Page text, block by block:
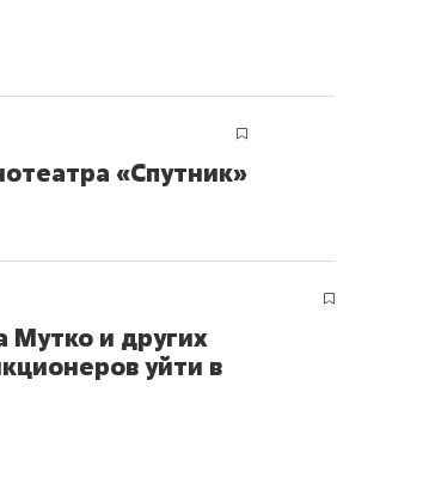
«Спутник»
Мутко и других
уйти в